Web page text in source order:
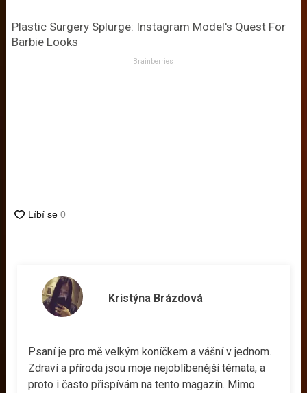
Plastic Surgery Splurge: Instagram Model's Quest For
Barbie Looks
Brainberries
Kristýna Brázdová
Psaní je pro mě velkým koníčkem a vášní v jednom.
Zdraví a příroda jsou moje nejoblíbenější témata, a
proto i často přispívám na tento magazín. Mimo